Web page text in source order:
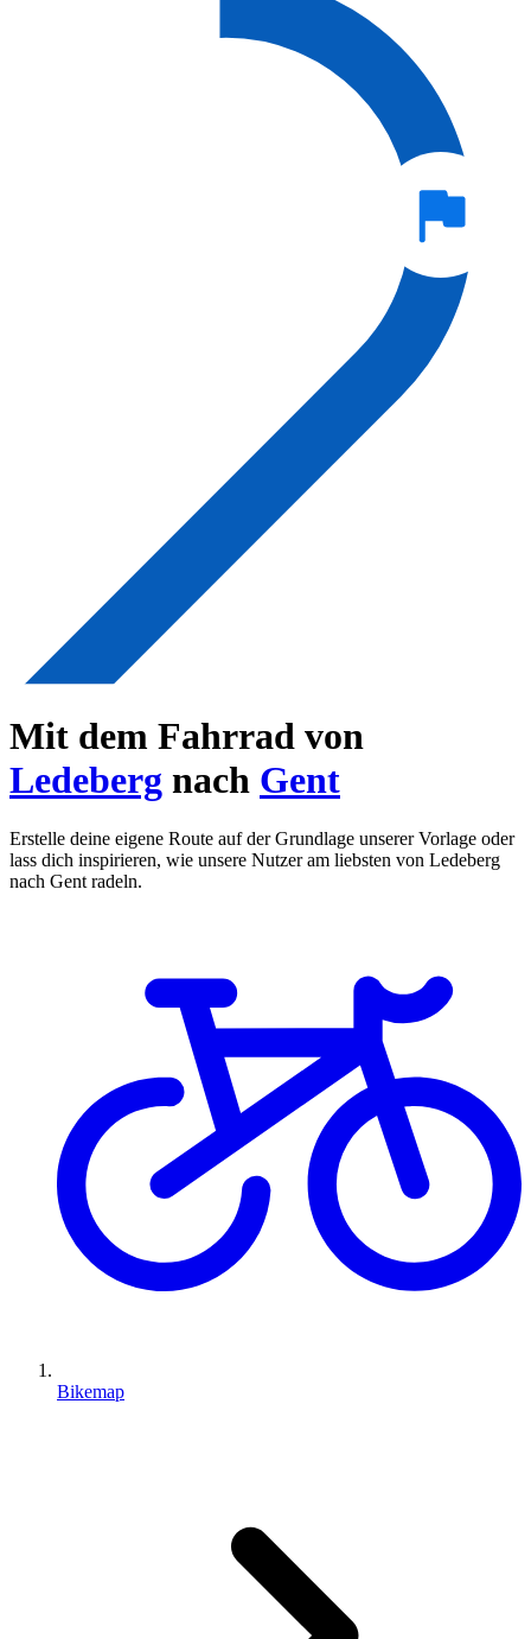
Mit dem Fahrrad von
Ledeberg nach Gent
Erstelle deine eigene Route auf der Grundlage unserer Vorlage oder
lass dich inspirieren, wie unsere Nutzer am liebsten von Ledeberg
nach Gent radeln.
Bikemap